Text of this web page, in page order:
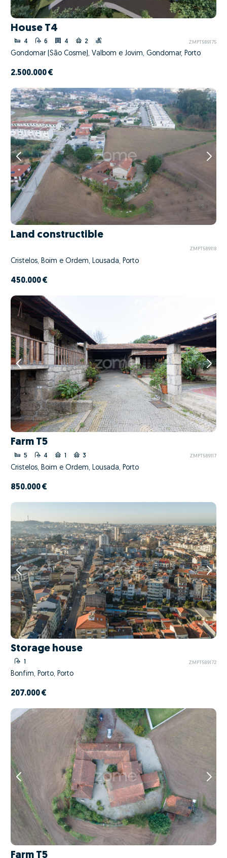
House T4
4 6 4 2 ZMPT589175
Gondomar (São Cosme), Valbom e Jovim, Gondomar, Porto
2.500.000 €
Land constructible
ZMPT589118
Cristelos, Boim e Ordem, Lousada, Porto
450.000 €
Farm T5
5 4 1 3 ZMPT589117
Cristelos, Boim e Ordem, Lousada, Porto
850.000 €
Storage house
ZMPT589172
Bonfim, Porto, Porto
207.000 €
Farm T5